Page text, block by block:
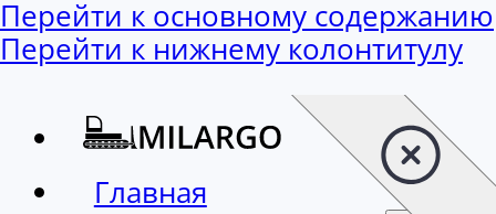
Перейти к основному содержанию
Перейти к нижнему колонтитулу
Главная